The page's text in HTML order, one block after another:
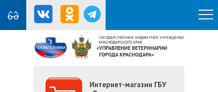
Интернет-магазин ГБУ